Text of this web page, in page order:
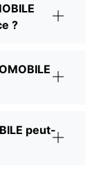
?
peut-